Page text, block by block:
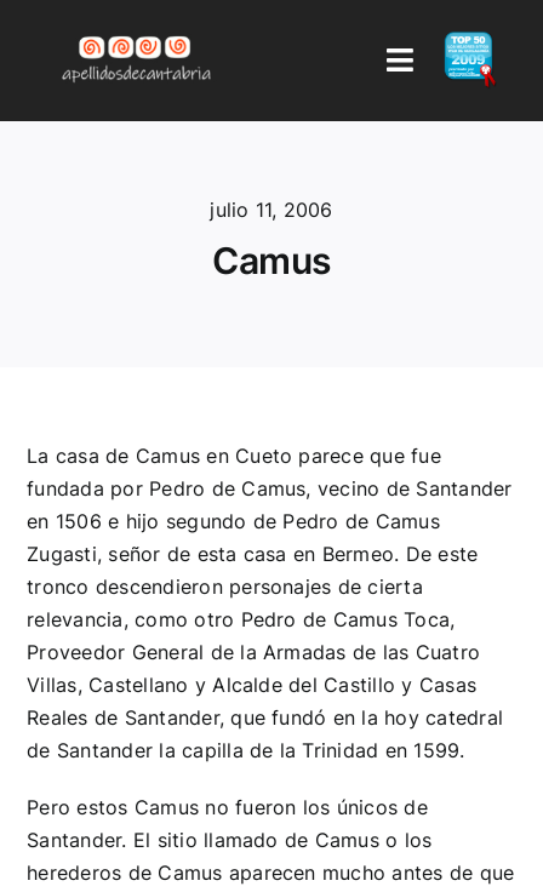
contenido
Toggle
Navigation
julio 11, 2006
Camus
La casa de Camus en Cueto parece que fue
fundada por Pedro de Camus, vecino de Santander
en 1506 e hijo segundo de Pedro de Camus
Zugasti, señor de esta casa en Bermeo. De este
tronco descendieron personajes de cierta
relevancia, como otro Pedro de Camus Toca,
Proveedor General de la Armadas de las Cuatro
Villas, Castellano y Alcalde del Castillo y Casas
Reales de Santander, que fundó en la hoy catedral
de Santander la capilla de la Trinidad en 1599.
Pero estos Camus no fueron los únicos de
Santander. El sitio llamado de Camus o los
herederos de Camus aparecen mucho antes de que